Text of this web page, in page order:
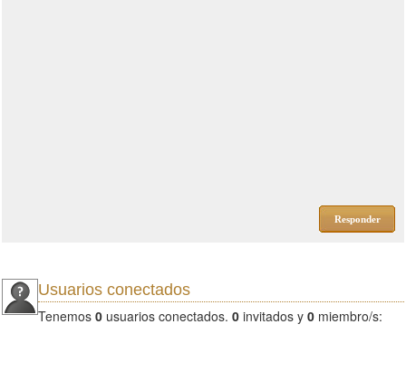
Responder
Usuarios conectados
Tenemos 0 usuarios conectados. 0 invitados y 0 miembro/s: